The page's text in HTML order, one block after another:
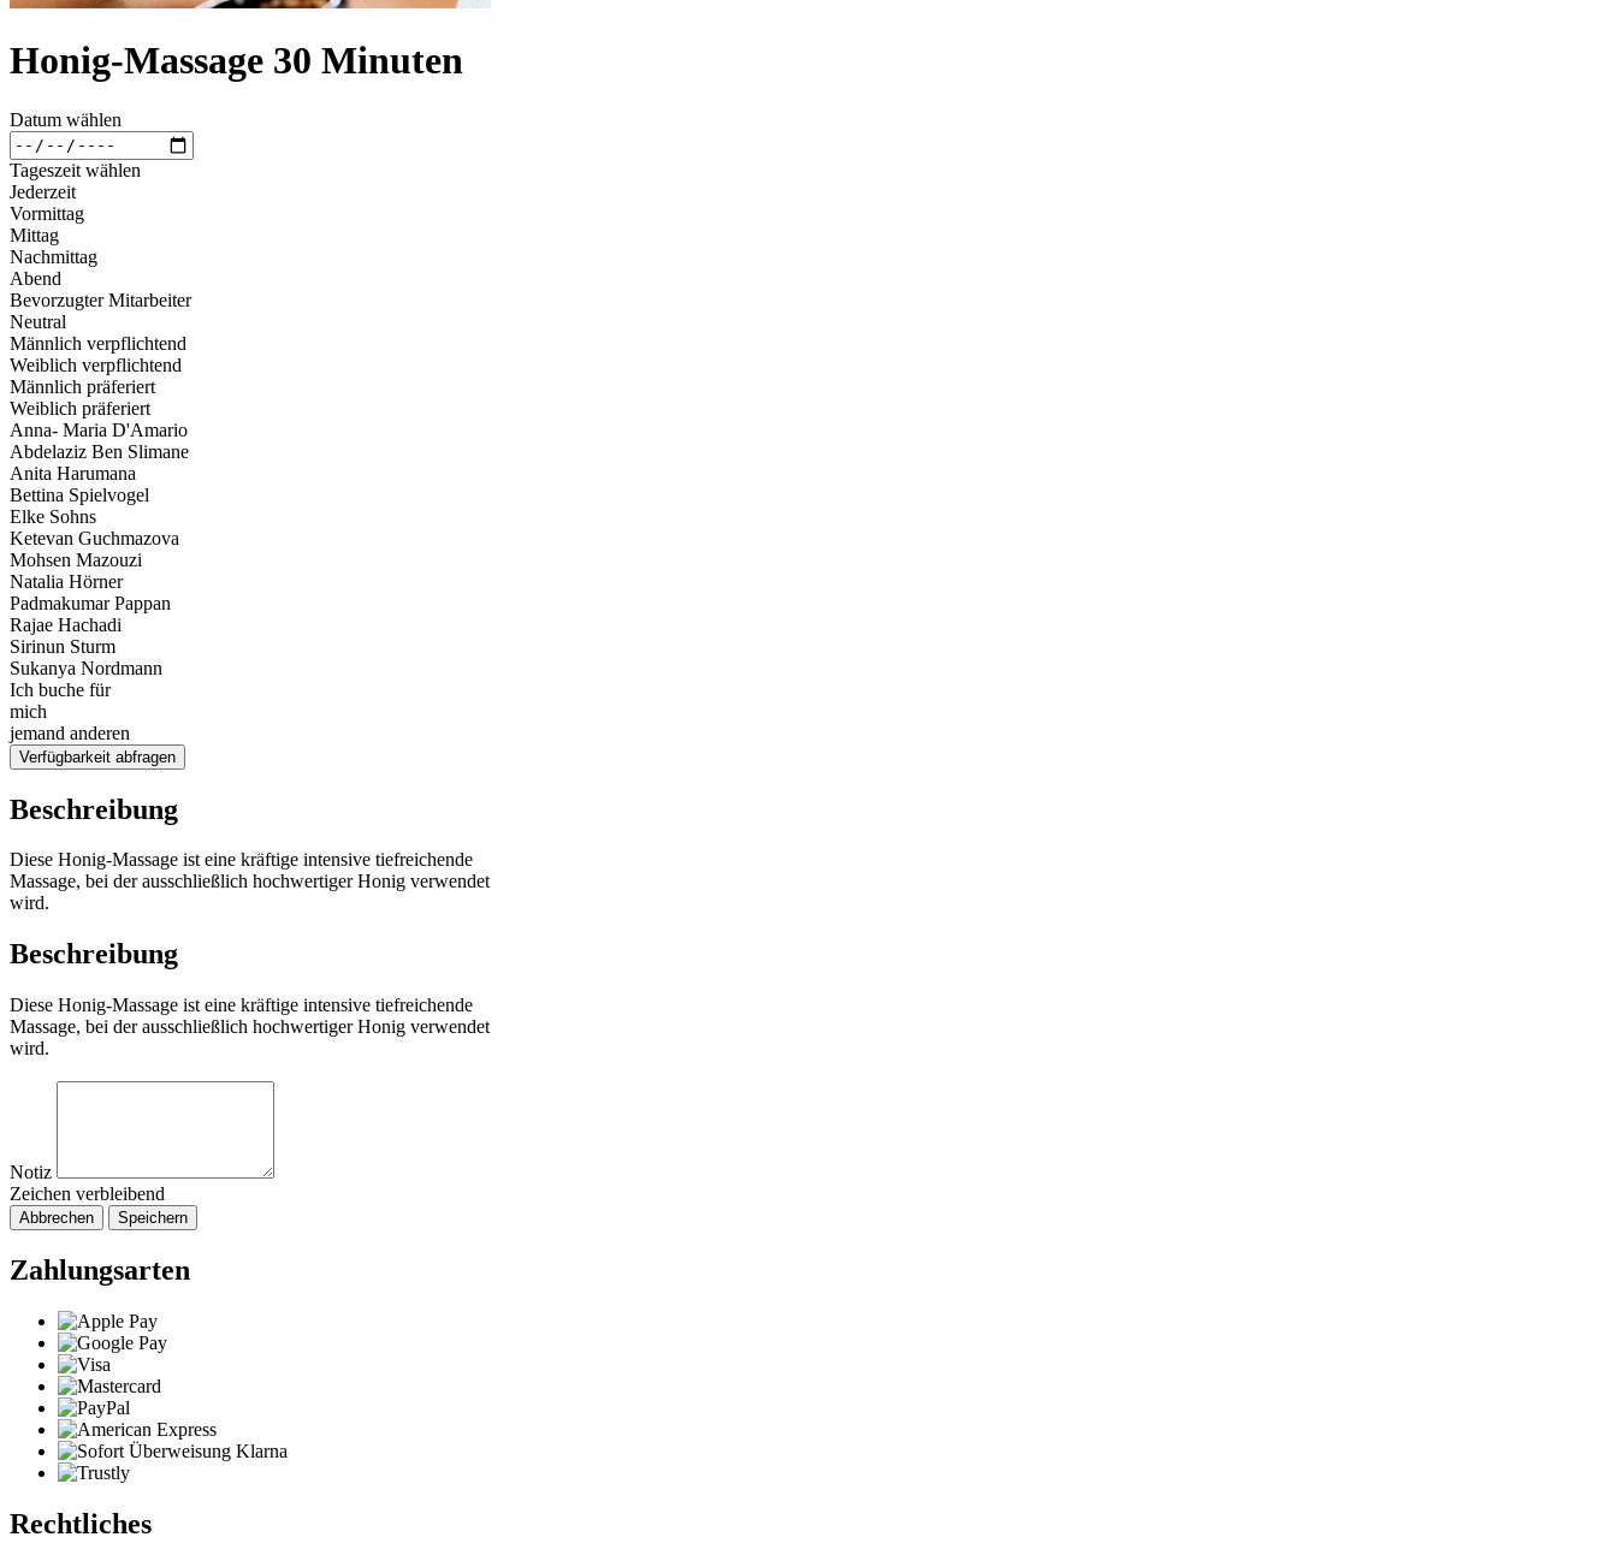
Honig-Massage 30 Minuten
Datum wählen
Tageszeit wählen
Jederzeit
Vormittag
Mittag
Nachmittag
Abend
Bevorzugter Mitarbeiter
Neutral
Männlich verpflichtend
Weiblich verpflichtend
Männlich präferiert
Weiblich präferiert
Anna- Maria D'Amario
Abdelaziz Ben Slimane
Anita Harumana
Bettina Spielvogel
Elke Sohns
Ketevan Guchmazova
Mohsen Mazouzi
Natalia Hörner
Padmakumar Pappan
Rajae Hachadi
Sirinun Sturm
Sukanya Nordmann
Ich buche für
mich
jemand anderen
Verfügbarkeit abfragen
Beschreibung
Diese Honig-Massage ist eine kräftige intensive tiefreichende
Massage, bei der ausschließlich hochwertiger Honig verwendet
wird.
Beschreibung
Diese Honig-Massage ist eine kräftige intensive tiefreichende
Massage, bei der ausschließlich hochwertiger Honig verwendet
wird.
Notiz
Zeichen verbleibend
Abbrechen Speichern
Zahlungsarten
Rechtliches